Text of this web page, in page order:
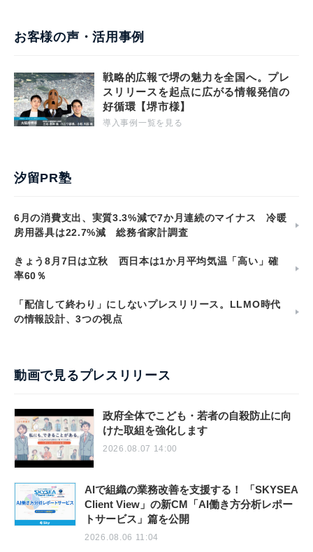
お客様の声・活用事例
戦略的広報で堺の魅力を全国へ。プレ
スリリースを起点に広がる情報発信の
好循環【堺市様】
導入事例一覧を見る
汐留PR塾
6月の消費支出、実質3.3%減で7か月連続のマイナス 冷暖
房用器具は22.7%減 総務省家計調査
きょう8月7日は立秋 西日本は1か月平均気温「高い」確
率60％
「配信して終わり」にしないプレスリリース。LLMO時代
の情報設計、3つの視点
動画で見るプレスリリース
政府全体でこども・若者の自殺防止に向
けた取組を強化します
2026.08.07 14:00
AIで組織の業務改善を支援する！ 「SKYSEA
Client View」の新CM「AI働き方分析レポー
トサービス」篇を公開
2026.08.06 11:04